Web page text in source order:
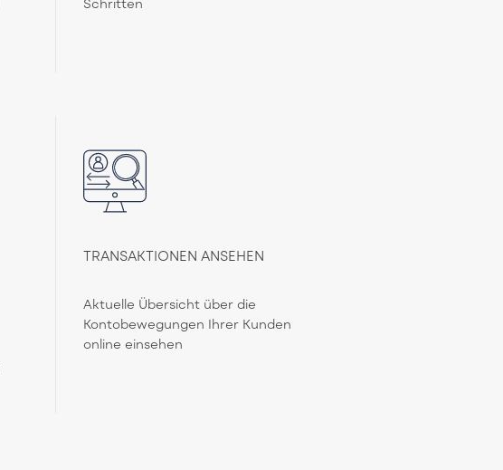
Schritten
TRANSAKTIONEN ANSEHEN
Aktuelle Übersicht über die
Kontobewegungen Ihrer Kunden
online einsehen